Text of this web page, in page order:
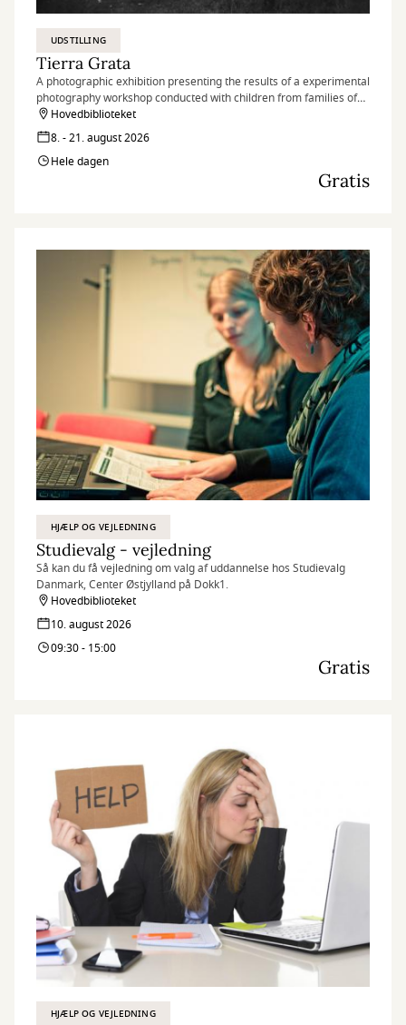
UDSTILLING
Tierra Grata
A photographic exhibition presenting the results of a experimental
photography workshop conducted with children from families of
peace signatories and nearby communities in the village of Tierra
Grata, in the Serranía del Perijá region of Colombia.
Hovedbiblioteket
8. - 21. august 2026
Hele dagen
Gratis
HJÆLP OG VEJLEDNING
Studievalg - vejledning
Så kan du få vejledning om valg af uddannelse hos Studievalg
Danmark, Center Østjylland på Dokk1.
Hovedbiblioteket
10. august 2026
09:30 - 15:00
Gratis
HJÆLP OG VEJLEDNING